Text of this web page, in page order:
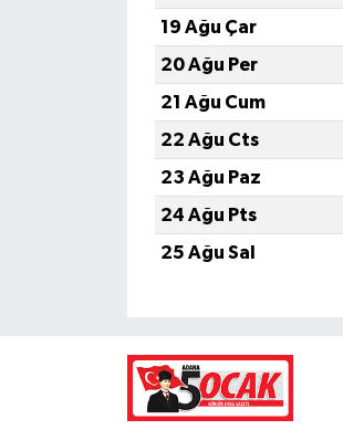
19 Ağu Çar
20 Ağu Per
21 Ağu Cum
22 Ağu Cts
23 Ağu Paz
24 Ağu Pts
25 Ağu Sal